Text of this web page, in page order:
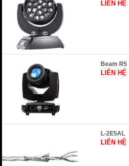
LIÊN HỆ
Beam R5
LIÊN HỆ
L-2E5AL
LIÊN HỆ